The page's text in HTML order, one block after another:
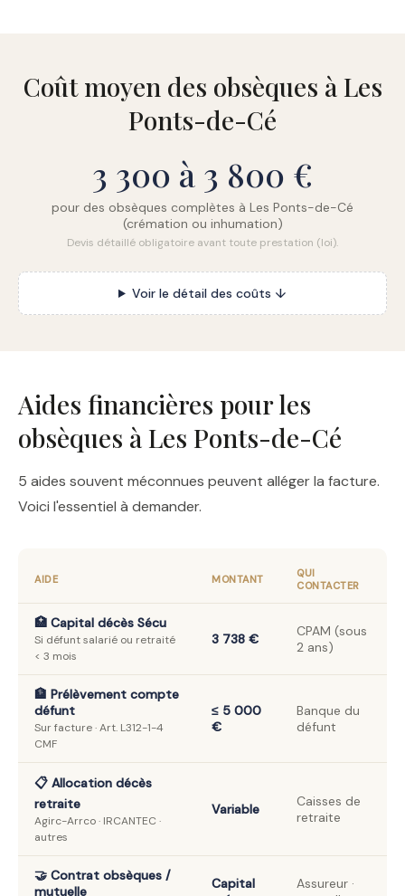
Coût moyen des obsèques à Les
Ponts-de-Cé
3 300 à 3 800 €
pour des obsèques complètes à Les Ponts-de-Cé
(crémation ou inhumation)
Devis détaillé obligatoire avant toute prestation (loi).
Voir le détail des coûts ↓
Aides financières pour les
obsèques à Les Ponts-de-Cé
5 aides souvent méconnues peuvent alléger la facture.
Voici l'essentiel à demander.
AIDE MONTANT
QUI
CONTACTER
🏥 Capital décès Sécu
Si défunt salarié ou retraité
< 3 mois
3 738 €
CPAM (sous
2 ans)
🏦 Prélèvement compte
défunt
Sur facture · Art. L312-1-4
CMF
≤ 5 000
€
Banque du
défunt
📋 Allocation décès
retraite
Agirc-Arrco · IRCANTEC ·
autres
Variable
Caisses de
retraite
🤝 Contrat obsèques /
mutuelle
Capital
Assureur ·